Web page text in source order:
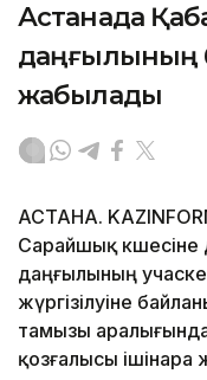
Астанада
даңғылының
жабылады
АСТАНА.
Сарайшық көшесіне
даңғылының
жүргізілуіне
тамызы аралығында
қозғалысы